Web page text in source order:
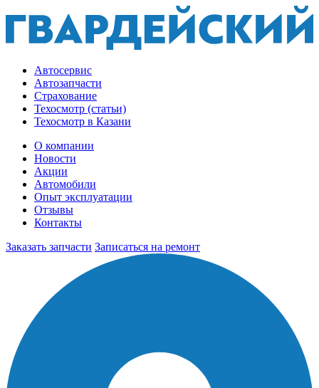
Автосервис
Автозапчасти
Страхование
Техосмотр (статьи)
Техосмотр в Казани
О компании
Новости
Акции
Автомобили
Опыт эксплуатации
Отзывы
Контакты
Заказать запчасти Записаться на ремонт